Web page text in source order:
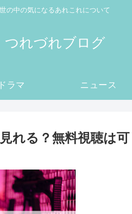
世の中の気になるあれこれについて
つれづれブログ
ドラマ ニュース
れる？無料視聴は可